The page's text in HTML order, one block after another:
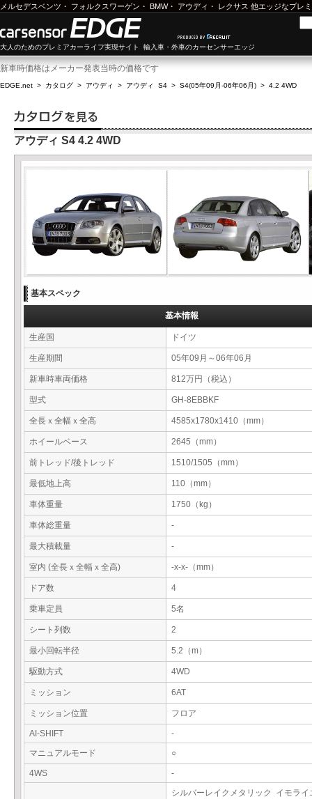
メルセデスベンツ ・ フォルクスワーゲン ・ BMW・ アウディ ・ レクサス 他エッジなプレ
大人のためのプレミアカーライフ実現サイト 輸入車・外車のカーセンサーエッジ
新車時価格はメーカー発表当時の価格です
EDGE.net > カタログ > アウディ > アウディ S4 > S4(05年09月-06年06月) > 4.2 4WD
アウディ S4 4.2 4WD
基本スペック
基本情報
生産国 ドイツ
生産期間 05年09月～06年06月
新車時車両価格 812万円（税込）
型式 GH-8EBBKF
全長ｘ全幅ｘ全高 4585x1780x1410（mm）
ホイールベース 2645（mm）
前トレッド/後トレッド 1510/1505（mm）
最低地上高 110（mm）
車体重量 1750（kg）
車体総重量 -
最大積載量 -
室内 (全長ｘ全幅ｘ全高) -x-x-（mm）
ドア数 4
乗車定員 5名
シート列数 2
最小回転半径 5.2（m）
駆動方式 4WD
ミッション 6AT
ミッション位置 フロア
AI-SHIFT
-
マニュアルモード
○
4WS -
シルバーレイクメタリック イモライ